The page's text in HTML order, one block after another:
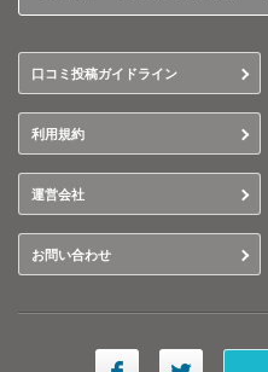
口コミ投稿ガイドライン
利用規約
運営会社
お問い合わせ